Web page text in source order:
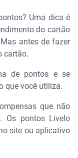
Uma dica é
do cartão
antes de fazer
cartão.
de pontos e se
que você utiliza.
que não
Os pontos Livelo
site ou aplicativo